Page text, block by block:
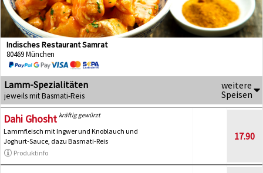
Indisches Restaurant Samrat
80469 München
Lamm-Spezialitäten
jeweils mit Basmati-Reis
weitere
Speisen
Dahi Ghosht kräftig gewürzt
Lammfleisch mit Ingwer und Knoblauch und
Joghurt-Sauce, dazu Basmati-Reis
Produktinfo
17.90